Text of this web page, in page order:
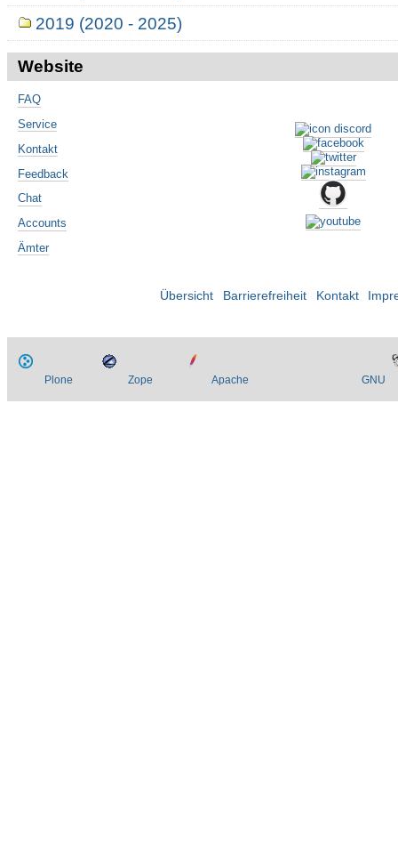
2019 (2020 - 2025)
Website
FAQ
Service
Kontakt
Feedback
Chat
Accounts
Ämter
Übersicht Barrierefreiheit Kontakt
Plone Zope Apache GNU